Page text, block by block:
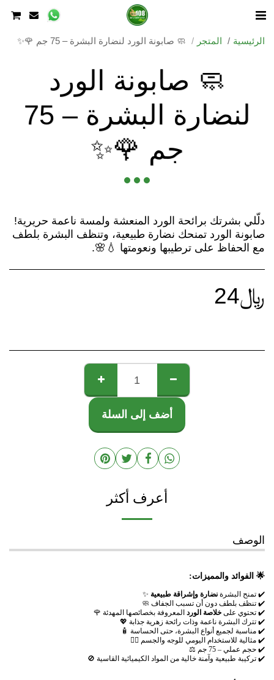
الرئيسية المتجر 🧼 صابونة الورد لنضارة البشرة – 75 جم 🌹✨
🧼 صابونة الورد
لنضارة البشرة – 75
جم 🌹✨
صابونة الورد تمنحك نضارة طبيعية، وتنظف البشرة بلطف
مع الحفاظ على ترطيبها ونعومتها 💧🌸.
﷼24
أضف إلى السلة
أعرف أكثر
الوصف
🌟 الفوائد والمميزات:
✔️ تمنح البشرة نضارة وإشراقة طبيعية ✨
✔️ تنظف بلطف دون أن تسبب الجفاف 🧼
✔️ تحتوي على خلاصة الورد المعروفة بخصائصها المهدئة 🌹
✔️ تترك البشرة ناعمة وذات رائحة زهرية جذابة 💖
✔️ مناسبة لجميع أنواع البشرة، حتى الحساسة 🧴
✔️ مثالية للاستخدام اليومي للوجه والجسم 🧖‍♀️
✔️ حجم عملي – 75 جم ⚖️
✔️ تركيبة طبيعية وآمنة خالية من المواد الكيميائية القاسية 🚫